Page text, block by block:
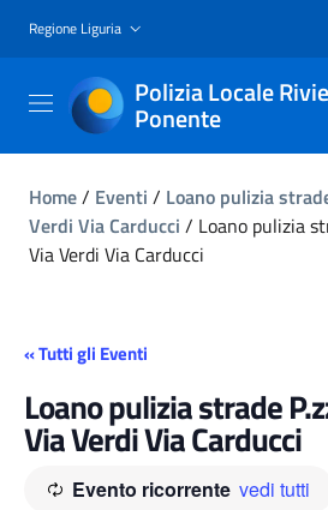
Regione Liguria
Polizia Locale
Ponente
Home/ Eventi / Loano pulizia
Verdi Via Carducci / Loano pulizia
Via Verdi Via Carducci
« Tutti gli Eventi
Loano pulizia strade
Via Verdi Via Carducci
Evento ricorrente vedi tutti